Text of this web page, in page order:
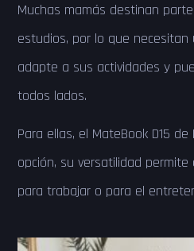
Muchas mamás destinan
estudios, por lo que
adapte a sus actividades y
todos lados.
Para ellas, el MateBook D15
opción, su versatilidad
para trabajar o para el